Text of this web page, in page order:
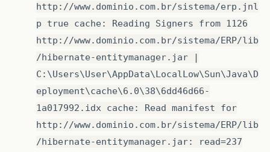
http://www.dominio.com.br/sistema/erp.jnl
p true cache: Reading Signers from 1126
http://www.dominio.com.br/sistema/ERP/lib
/hibernate-entitymanager.jar |
C:\Users\User\AppData\LocalLow\Sun\Java\D
eployment\cache\6.0\38\6dd46d66-
1a017992.idx cache: Read manifest for
http://www.dominio.com.br/sistema/ERP/lib
/hibernate-entitymanager.jar: read=237